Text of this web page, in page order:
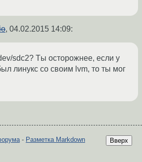
, 04.02.2015 14:09:
sdc2? Tы осторожнее, если у
линукс со своим lvm, то ты мог
Вверх
- Разметка Markdown